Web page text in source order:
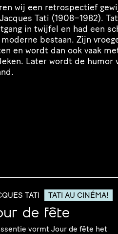
wij een retro­spec­tief
Tati (1908−1982).
in twijfel en had een
bestaan. Zijn
en wordt dan ook vaak
Later wordt de humor
de fête
TATI TATI AU CINÉMA!
vormt Jour de fête het